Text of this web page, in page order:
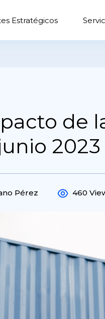
Estratégicos
de
2023
Pérez 460